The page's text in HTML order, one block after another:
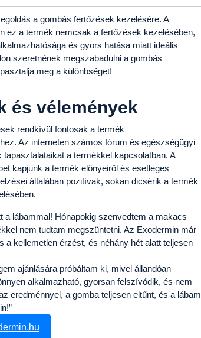
a gombás fertőzések kezelésére. A
ez a termék nemcsak a fertőzések kezelésében,
és gyors hatása miatt ideális
szeretnének megszabadulni a gombás
meg a különbséget!
és vélemények
rendkívül fontosak a termék
Az interneten számos fórum és egészségügyi
a termékkel kapcsolatban. A
kapjunk a termék előnyeiről és esetleges
általában pozitívak, sokan dicsérik a termék
a lábammal! Hónapokig szenvedtem a makacs
nem tudtam megszüntetni. Az Exodermin már
kellemetlen érzést, és néhány hét alatt teljesen
ajánlására próbáltam ki, mivel állandóan
alkalmazható, gyorsan felszívódik, és nem
eredménnyel, a gomba teljesen eltűnt, és a lábam